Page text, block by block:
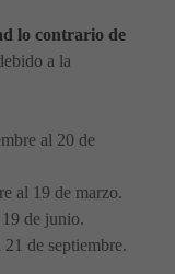
lo contrario de
a la
al 20 de
al 19 de marzo.
de junio.
de septiembre.